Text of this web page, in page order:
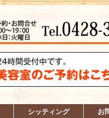
シッティング お